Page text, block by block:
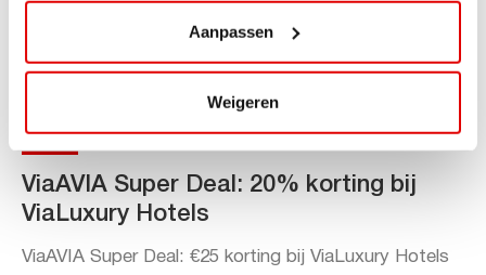
Aanpassen
Weigeren
ViaAVIA Super Deal: 20% korting bij
ViaLuxury Hotels
ViaAVIA Super Deal: €25 korting bij ViaLuxury Hotels